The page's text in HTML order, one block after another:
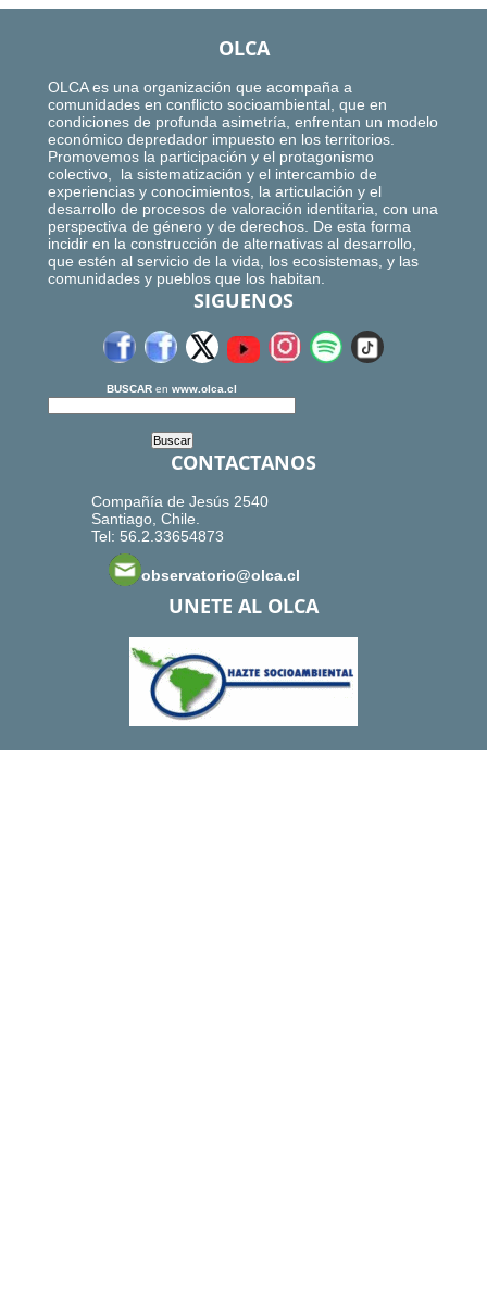
OLCA
OLCA es una organización que acompaña a
comunidades en conflicto socioambiental, que en
condiciones de profunda asimetría, enfrentan un modelo
económico depredador impuesto en los territorios.
Promovemos la participación y el protagonismo
colectivo, la sistematización y el intercambio de
experiencias y conocimientos, la articulación y el
desarrollo de procesos de valoración identitaria, con una
perspectiva de género y de derechos. De esta forma
incidir en la construcción de alternativas al desarrollo,
que estén al servicio de la vida, los ecosistemas, y las
comunidades y pueblos que los habitan.
SIGUENOS
BUSCAR en www.olca.cl
CONTACTANOS
Compañía de Jesús 2540
Santiago, Chile.
Tel: 56.2.33654873
observatorio@olca.cl
UNETE AL OLCA